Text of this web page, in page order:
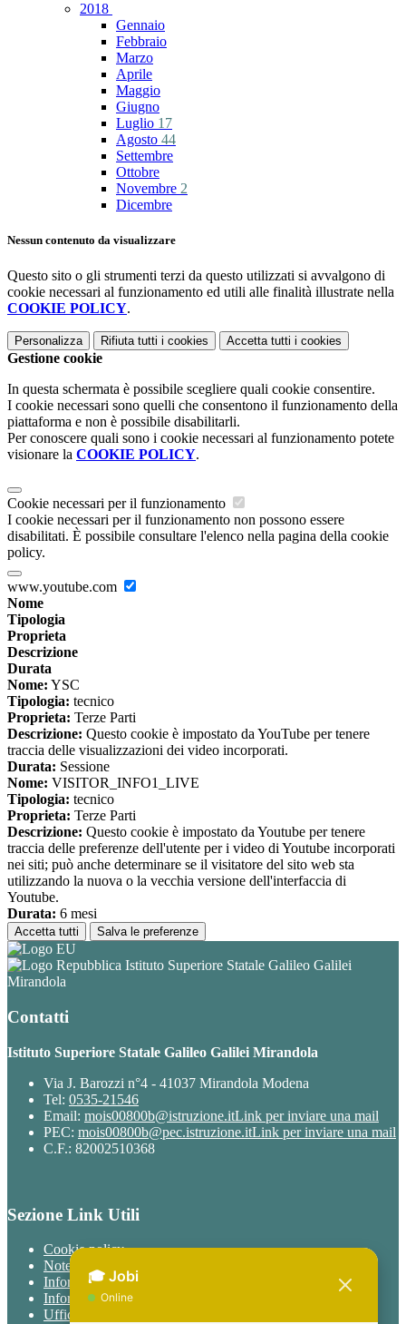
2018
Gennaio
Febbraio
Marzo
Aprile
Maggio
Giugno
Luglio 17
Agosto 44
Settembre
Ottobre
Novembre 2
Dicembre
Nessun contenuto da visualizzare
Questo sito o gli strumenti terzi da questo utilizzati si avvalgono di
cookie necessari al funzionamento ed utili alle finalità illustrate nella
COOKIE POLICY.
Personalizza Rifiuta tutti i cookies Accetta tutti i cookies
Gestione cookie
In questa schermata è possibile scegliere quali cookie consentire.
I cookie necessari sono quelli che consentono il funzionamento della
piattaforma e non è possibile disabilitarli.
Per conoscere quali sono i cookie necessari al funzionamento potete
visionare la COOKIE POLICY.
Cookie necessari per il funzionamento
I cookie necessari per il funzionamento non possono essere
disabilitati. È possibile consultare l'elenco nella pagina della cookie
policy.
www.youtube.com
Nome
Tipologia
Proprieta
Descrizione
Durata
Nome: YSC
Tipologia: tecnico
Proprieta: Terze Parti
Descrizione: Questo cookie è impostato da YouTube per tenere
traccia delle visualizzazioni dei video incorporati.
Durata: Sessione
Nome: VISITOR_INFO1_LIVE
Tipologia: tecnico
Proprieta: Terze Parti
Descrizione: Questo cookie è impostato da Youtube per tenere
traccia delle preferenze dell'utente per i video di Youtube incorporati
nei siti; può anche determinare se il visitatore del sito web sta
utilizzando la nuova o la vecchia versione dell'interfaccia di
Youtube.
Durata: 6 mesi
Accetta tutti Salva le preferenze
Istituto Superiore Statale Galileo Galilei
Mirandola
Contatti
Istituto Superiore Statale Galileo Galilei Mirandola
Via J. Barozzi n°4 - 41037 Mirandola Modena
Tel: 0535-21546
Email: mois00800b@istruzione.itLink per inviare una mail
PEC: mois00800b@pec.istruzione.itLink per inviare una mail
C.F.: 82002510368
Sezione Link Utili
Cookie policy
Note legali
Informativa Privacy
Informativa Privacy chatbot Jobi
Ufficio Relazioni con il Pubblico